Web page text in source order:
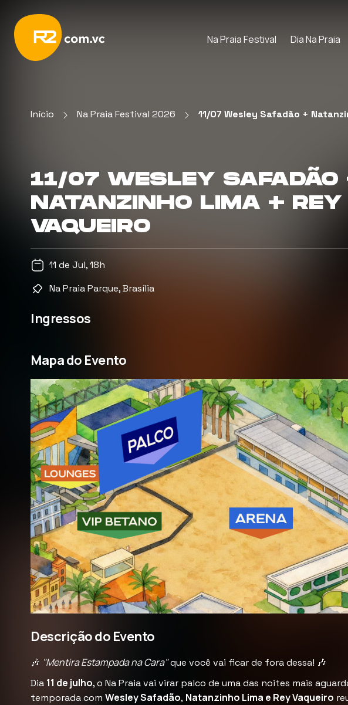
Na Praia Festival Dia Na Praia
Início Na Praia Festival 2026 11/07 Wesley Safadão +
11/07 WESLEY SAFADÃO
NATANZINHO LIMA + REY
VAQUEIRO
11 de Jul, 18h
Na Praia Parque, Brasília
Ingressos
Mapa do Evento
Descrição do Evento
🎶 "Mentira Estampada na Cara"que você vai ficar de fora dessa! 🎶
Dia 11 de julho, o Na Praia vai virar palco de uma das noites mais
temporada com Wesley Safadão, Natanzinho Lima e Rey Vaqueiro